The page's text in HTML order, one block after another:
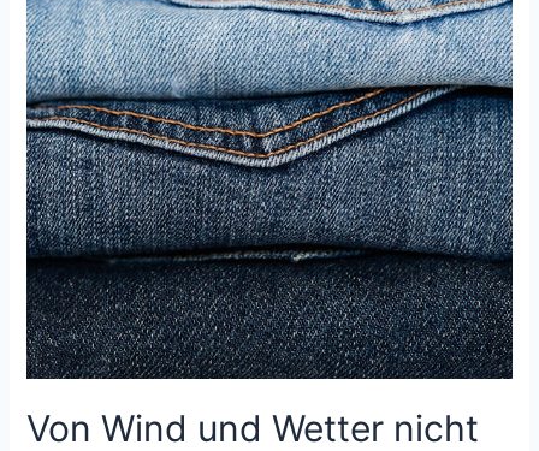
Von Wind und Wetter nicht